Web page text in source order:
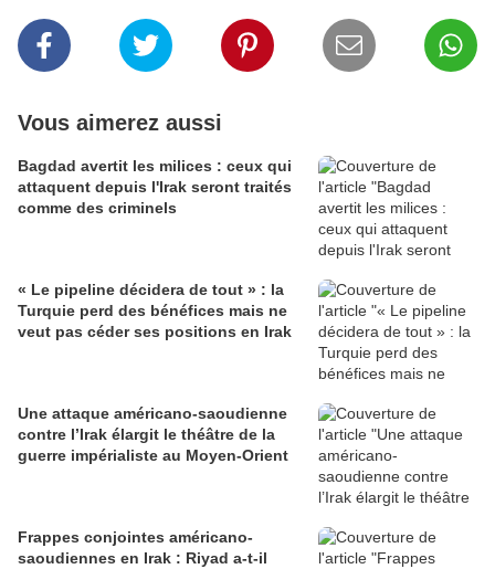
Vous aimerez aussi
Bagdad avertit les milices : ceux qui
attaquent depuis l'Irak seront traités
comme des criminels
« Le pipeline décidera de tout » : la
Turquie perd des bénéfices mais ne
veut pas céder ses positions en Irak
Une attaque américano-saoudienne
contre l’Irak élargit le théâtre de la
guerre impérialiste au Moyen-Orient
Frappes conjointes américano-
saoudiennes en Irak : Riyad a-t-il